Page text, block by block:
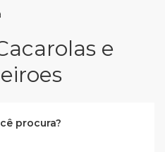
e
procura?